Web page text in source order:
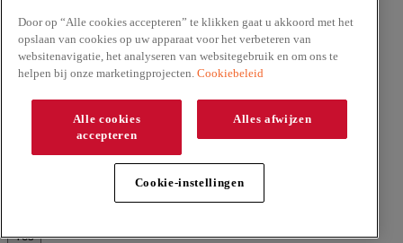
Nooit spam! Lees onzePrivacybeleid
×
Are you out ofthis spice?
Yes, I'd like to buy more No, I'd like to remove
Are you sure you want to removefrom My Spices?
Yes
Door op “Alle cookies accepteren” te klikken gaat u akkoord met het
opslaan van cookies op uw apparaat voor het verbeteren van
websitenavigatie, het analyseren van websitegebruik en om ons te
helpen bij onze marketingprojecten. Cookiebeleid
Alle cookies
accepteren
Alles afwijzen
Cookie-instellingen